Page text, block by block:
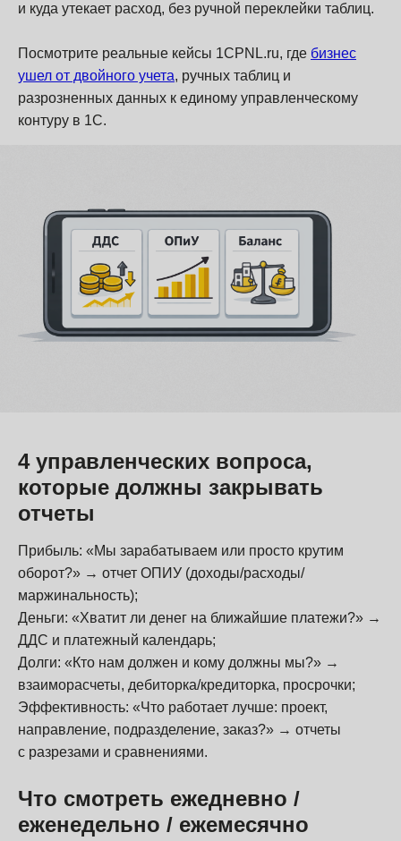
и куда утекает расход, без ручной переклейки таблиц.
Посмотрите реальные кейсы 1CPNL.ru, где бизнес
ушел от двойного учета, ручных таблиц и
разрозненных данных к единому управленческому
контуру в 1С.
4 управленческих вопроса,
которые должны закрывать
отчеты
Прибыль: «Мы зарабатываем или просто крутим
оборот?» → отчет ОПИУ (доходы/расходы/
маржинальность);
Деньги: «Хватит ли денег на ближайшие платежи?» →
ДДС и платежный календарь;
Долги: «Кто нам должен и кому должны мы?» →
взаиморасчеты, дебиторка/кредиторка, просрочки;
Эффективность: «Что работает лучше: проект,
направление, подразделение, заказ?» → отчеты
с разрезами и сравнениями.
Что смотреть ежедневно /
еженедельно / ежемесячно